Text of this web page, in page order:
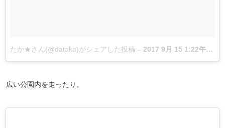
たか★さん(@dataka)がシェアした投稿 – 2017 9月 15 1:22午前 PDT
広い公園内を走ったり。